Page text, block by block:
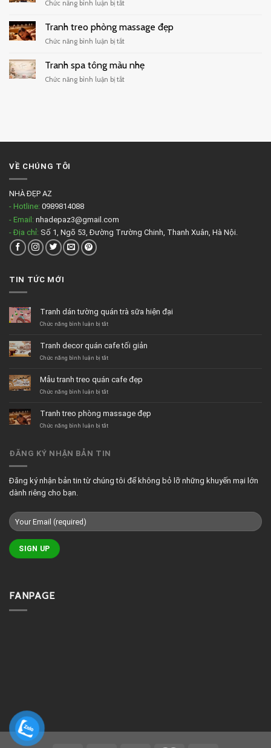
cafe
giản
Chức năng bình luận bị tắtở
quán
đẹp
Tranh treo phòng massage đẹp
Chức năng bình luận bị tắtở
treo
phòng
massage
Tranh spa tông màu nhẹ
Chức năng bình luận bị tắtở
VỀ CHÚNG TÔI
NHÀ ĐẸP AZ
- Hotline: 0989814088
- Email: nhadepaz3@gmail.com
- Địa chỉ: Số 1, Ngõ 53, Đường Trường Chinh, Thanh Xuân, Hà Nội.
TIN TỨC MỚI
Tranh dán tường quán trà sữa hiện đại
Chức năng bình luận bị tắtở
tường
quán
hiện
đại
Tranh decor quán cafe tối giản
Chức năng bình luận bị tắtở
quán
cafe
Mẫu tranh treo quán cafe đẹp
Chức năng bình luận bị tắtở
treo
quán
Tranh treo phòng massage đẹp
Chức năng bình luận bị tắtở
phòng
ĐĂNG KÝ NHẬN BẢN TIN
Đăng ký nhận bản tin từ chúng tôi để không bỏ lỡ những khuyến mại lớn
dành riêng cho bạn.
FANPAGE